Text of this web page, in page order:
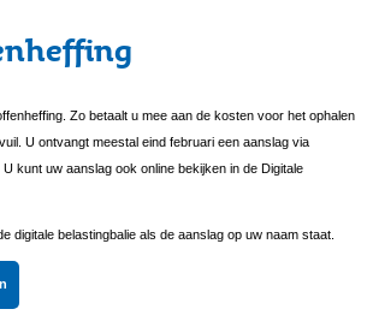
Zo betaalt u mee aan de kosten voor het ophalen
U ontvangt meestal eind februari een aanslag via
kunt uw aanslag ook online bekijken in de Digitale
digitale belastingbalie als de aanslag op uw naam staat.